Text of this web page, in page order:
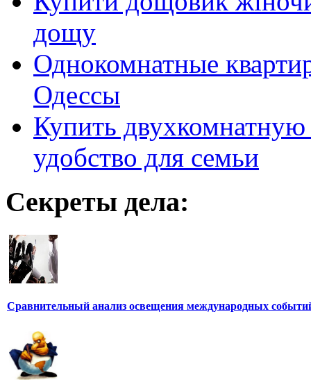
дощу
Однокомнатные
Одессы
Купить
удобство для семьи
Секреты дела:
Сравнительный анализ освещения международных